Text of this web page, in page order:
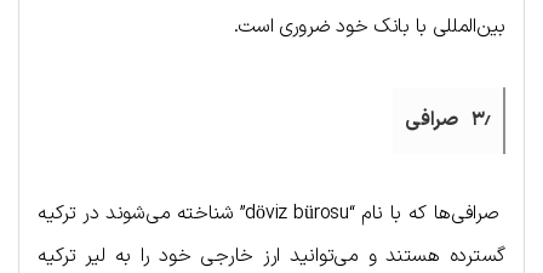
بین‌المللی با بانک خود ضروری است.
۳٫ صرافی
صرافی‌ها که با نام “döviz bürosu” شناخته می‌شوند در ترکیه
گسترده هستند و می‌توانید ارز خارجی خود را به لیر ترکیه